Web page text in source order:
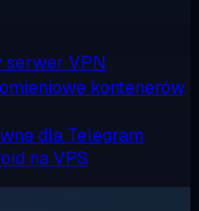
serwer VPN
kontenerów,
dla Telegram
na VPS